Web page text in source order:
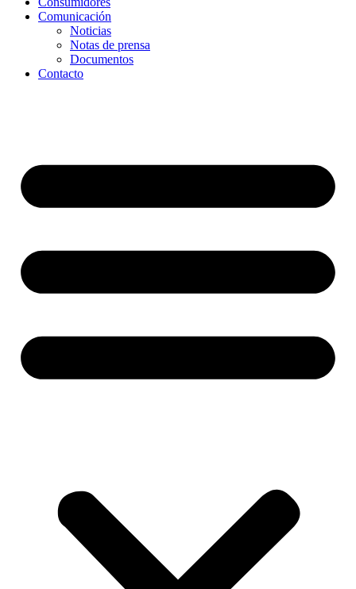
Comunicación
Noticias
Notas de prensa
Documentos
Contacto